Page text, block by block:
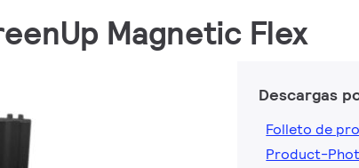
Magnetic Flex
Descargas
Folleto de
Product-